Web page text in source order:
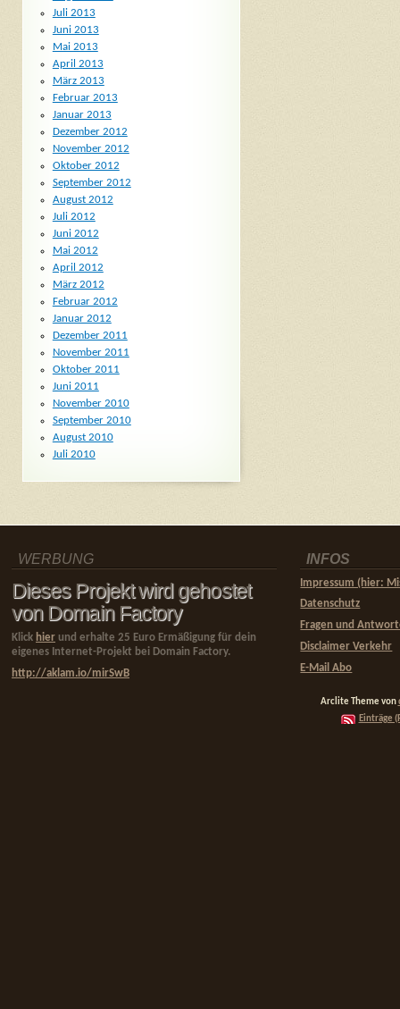
Juli 2013
Juni 2013
Mai 2013
April 2013
März 2013
Februar 2013
Januar 2013
Dezember 2012
November 2012
Oktober 2012
September 2012
August 2012
Juli 2012
Juni 2012
Mai 2012
April 2012
März 2012
Februar 2012
Januar 2012
Dezember 2011
November 2011
Oktober 2011
Juni 2011
November 2010
September 2010
August 2010
Juli 2010
WERBUNG
Dieses Projekt wird gehostet
von Domain Factory
Klick hier und erhalte 25 Euro Ermäßigung für dein
eigenes Internet-Projekt bei Domain Factory.
http://aklam.io/mirSwB
INFOS
Impressum (hier:
Datenschutz
Fragen und
Disclaimer Verkehr
E-Mail Abo
Arclite Theme von
Einträge